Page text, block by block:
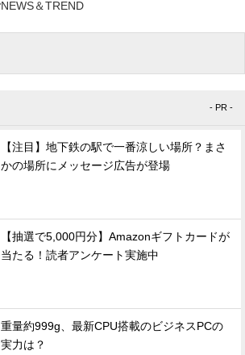
NEWS＆TREND
- PR -
【注目】地下鉄の駅で一番涼しい場所？まさ
かの場所にメッセージ広告が登場
【抽選で5,000円分】Amazonギフトカードが
当たる！読者アンケート実施中
重量約999g、最新CPU搭載のビジネスPCの
実力は？